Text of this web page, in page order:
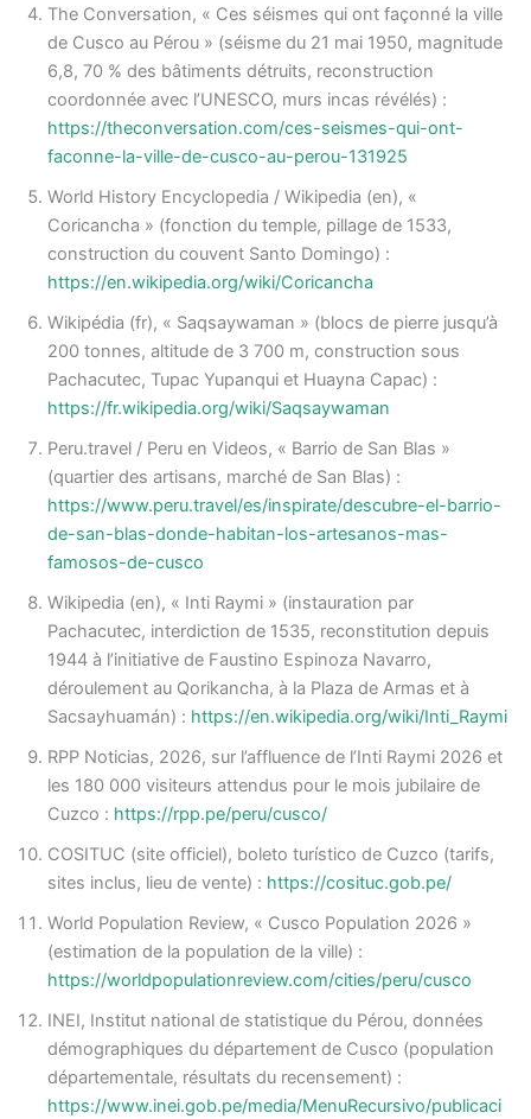
The Conversation, « Ces séismes qui ont façonné la ville
de Cusco au Pérou » (séisme du 21 mai 1950, magnitude
6,8, 70 % des bâtiments détruits, reconstruction
coordonnée avec l’UNESCO, murs incas révélés) :
https://theconversation.com/ces-seismes-qui-ont-
faconne-la-ville-de-cusco-au-perou-131925
World History Encyclopedia / Wikipedia (en), «
Coricancha » (fonction du temple, pillage de 1533,
construction du couvent Santo Domingo) :
https://en.wikipedia.org/wiki/Coricancha
Wikipédia (fr), « Saqsaywaman » (blocs de pierre jusqu’à
200 tonnes, altitude de 3 700 m, construction sous
Pachacutec, Tupac Yupanqui et Huayna Capac) :
https://fr.wikipedia.org/wiki/Saqsaywaman
Peru.travel / Peru en Videos, « Barrio de San Blas »
(quartier des artisans, marché de San Blas) :
https://www.peru.travel/es/inspirate/descubre-el-barrio-
de-san-blas-donde-habitan-los-artesanos-mas-
famosos-de-cusco
Wikipedia (en), « Inti Raymi » (instauration par
Pachacutec, interdiction de 1535, reconstitution depuis
1944 à l’initiative de Faustino Espinoza Navarro,
déroulement au Qorikancha, à la Plaza de Armas et à
Sacsayhuamán) : https://en.wikipedia.org/wiki/Inti_Raymi
RPP Noticias, 2026, sur l’affluence de l’Inti Raymi 2026 et
les 180 000 visiteurs attendus pour le mois jubilaire de
Cuzco : https://rpp.pe/peru/cusco/
COSITUC (site officiel), boleto turístico de Cuzco (tarifs,
sites inclus, lieu de vente) : https://cosituc.gob.pe/
World Population Review, « Cusco Population 2026 »
(estimation de la population de la ville) :
https://worldpopulationreview.com/cities/peru/cusco
INEI, Institut national de statistique du Pérou, données
démographiques du département de Cusco (population
départementale, résultats du recensement) :
https://www.inei.gob.pe/media/MenuRecursivo/publicaci